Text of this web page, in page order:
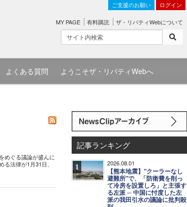
ご支援のお願い ログイン
MY PAGE 有料購読 ザ・リバティWebについて
よくある質問 ようこそザ・リバティWebへ
めぐる議論が盛んに
法律が1月31日、
記事ランキング
1 2026.08.01
【熊本地震】"クーラーなし
避難所"で、「防衛費を削っ
て冷房を設置しろ」と主張す
る左派 ─ 中国に忖度した左
派の我田引水の議論に批判殺